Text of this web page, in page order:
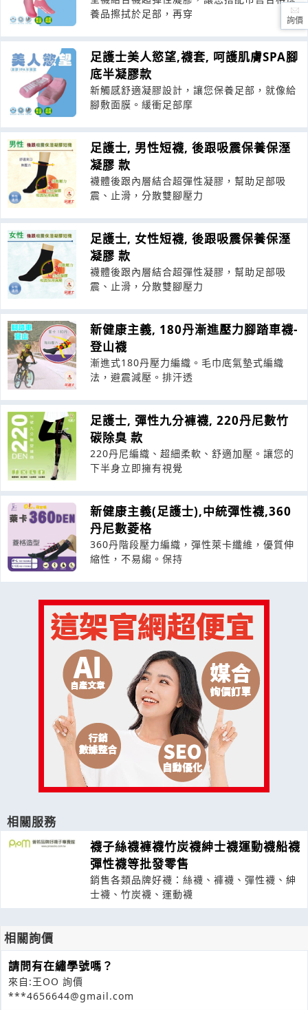
養品擦拭於足部，再穿
足護士美人慾望,襪套, 呵護肌膚SPA腳
底半凝膠款
新觸感舒適凝膠設計，讓您保養足部，就像給
腳敷面膜。緩衝足部摩
足護士, 男性短襪, 後跟吸震保養保溼
凝膠 款
襪體後跟內層結合超彈性凝膠，幫助足部吸
震、止滑，分散雙腳壓力
足護士, 女性短襪, 後跟吸震保養保溼
凝膠 款
襪體後跟內層結合超彈性凝膠，幫助足部吸
震、止滑，分散雙腳壓力
新健康主義, 180丹漸進壓力腳踏車襪-
登山襪
漸進式180丹壓力編織。毛巾底氣墊式編織
法，避震減壓。排汗透
足護士, 彈性九分褲襪, 220丹尼數竹
碳除臭 款
220丹尼編織、超細柔軟、舒適加壓。讓您的
下半身立即擁有視覺
新健康主義(足護士),中統彈性襪,360
丹尼數菱格
360丹階段壓力編織，彈性萊卡纖維，優質伸
縮性，不易縐。保持
相關服務
襪子絲襪褲襪竹炭襪紳士襪運動襪船襪
彈性襪等批發零售
銷售各類品牌好襪：絲襪、褲襪、彈性襪、紳
士襪、竹炭襪、運動襪
相關詢價
請問有在繡學號嗎？
來自:王OO 詢價
***4656644@gmail.com
詢價